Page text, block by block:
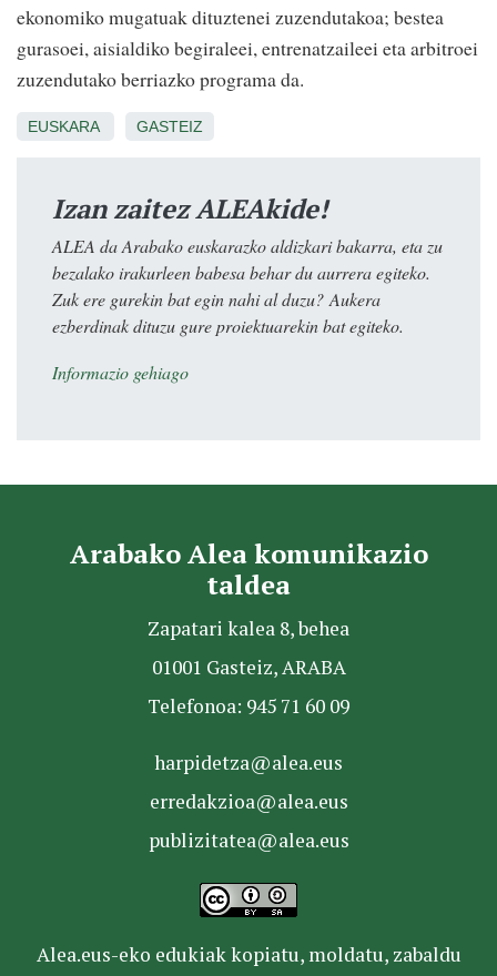
ekonomiko mugatuak dituztenei zuzendutakoa; bestea
gurasoei, aisialdiko begiraleei, entrenatzaileei eta arbitroei
zuzendutako berriazko programa da.
EUSKARA GASTEIZ
Izan zaitez ALEAkide!
ALEA da Arabako euskarazko aldizkari bakarra, eta zu
bezalako irakurleen babesa behar du aurrera egiteko.
Zuk ere gurekin bat egin nahi al duzu? Aukera
ezberdinak dituzu gure proiektuarekin bat egiteko.
Informazio gehiago
Arabako Alea komunikazio
taldea
Zapatari kalea 8, behea
01001 Gasteiz, ARABA
Telefonoa: 945 71 60 09
harpidetza@alea.eus
erredakzioa@alea.eus
publizitatea@alea.eus
Alea.eus-eko edukiak kopiatu, moldatu, zabaldu